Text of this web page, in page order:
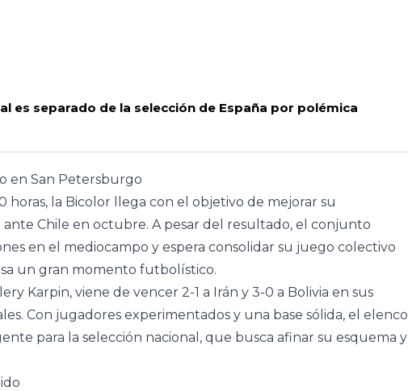
es separado de la selección de España por polémica
en San Petersburgo
horas, la Bicolor llega con el objetivo de mejorar su
Chile en octubre. A pesar del resultado, el conjunto
en el mediocampo y espera consolidar su juego colectivo
un gran momento futbolístico.
Karpin, viene de vencer 2-1 a Irán y 3-0 a Bolivia en sus
Con jugadores experimentados y una base sólida, el elenco
para la selección nacional, que busca afinar su esquema y